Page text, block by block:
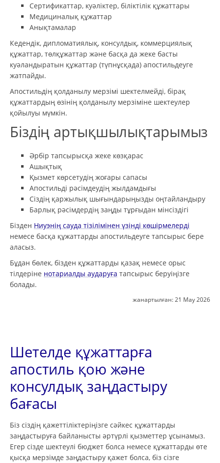
Сертификаттар, куәліктер, біліктілік құжаттары
Медициналық құжаттар
Анықтамалар
Кедендік, дипломатиялық, консулдық, коммерциялық
құжаттар, төлқұжаттар және басқа да жеке басты
куәландыратын құжаттар (түпнұсқада) апостильдеуге
жатпайды.
Апостильдің қолданылу мерзімі шектелмейді, бірақ
құжаттардың өзінің қолданылу мерзіміне шектеулер
қойылуы мүмкін.
Біздің артықшылықтарымыз
Әрбір тапсырысқа жеке көзқарас
Ашықтық
Қызмет көрсетудің жоғары сапасы
Апостильді рәсімдеудің жылдамдығы
Сіздің қаржылық шығындарыңызды оңтайландыру
Барлық рәсімдердің заңды тұрғыдан мінсіздігі
Бізден Ниуэнің сауда тізілімінен үзінді көшірмелерді
немесе басқа құжаттарды апостильдеуге тапсырыс бере
аласыз.
Бұдан бөлек, бізден құжаттарды қазақ немесе орыс
тілдеріне нотариалды аударуға тапсырыс беруіңізге
болады.
жанартылған: 21 May 2026
Шетелде құжаттарға
апостиль қою және
консулдық заңдастыру
бағасы
Біз сіздің қажеттіліктеріңізге сәйкес құжаттарды
заңдастыруға байланысты әртүрлі қызметтер ұсынамыз.
Егер сізде шектеулі бюджет болса немесе құжаттарды өте
қысқа мерзімде заңдастыру қажет болса, біз сізге